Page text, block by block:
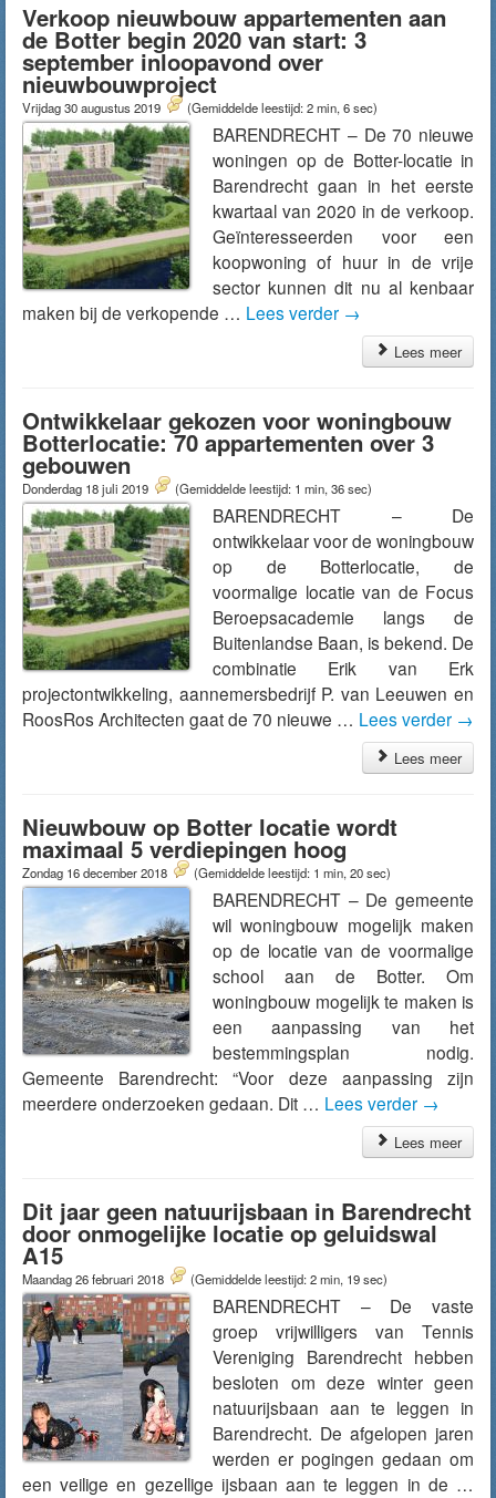
Verkoop nieuwbouw appartementen aan
de Botter begin 2020 van start: 3
september inloopavond over
nieuwbouwproject
Vrijdag 30 augustus 2019 (Gemiddelde leestijd: 2 min, 6 sec)
BARENDRECHT – De 70 nieuwe
woningen op de Botter-locatie in
Barendrecht gaan in het eerste
kwartaal van 2020 in de verkoop.
Geïnteresseerden voor een
koopwoning of huur in de vrije
sector kunnen dit nu al kenbaar
maken bij de verkopende … Lees verder →
Lees meer
Ontwikkelaar gekozen voor woningbouw
Botterlocatie: 70 appartementen over 3
gebouwen
Donderdag 18 juli 2019 (Gemiddelde leestijd: 1 min, 36 sec)
BARENDRECHT – De
ontwikkelaar voor de woningbouw
op de Botterlocatie, de
voormalige locatie van de Focus
Beroepsacademie langs de
Buitenlandse Baan, is bekend. De
combinatie Erik van Erk
projectontwikkeling, aannemersbedrijf P. van Leeuwen en
RoosRos Architecten gaat de 70 nieuwe … Lees verder →
Lees meer
Nieuwbouw op Botter locatie wordt
maximaal 5 verdiepingen hoog
Zondag 16 december 2018 (Gemiddelde leestijd: 1 min, 20 sec)
BARENDRECHT – De gemeente
wil woningbouw mogelijk maken
op de locatie van de voormalige
school aan de Botter. Om
woningbouw mogelijk te maken is
een aanpassing van het
bestemmingsplan nodig.
Gemeente Barendrecht: “Voor deze aanpassing zijn
meerdere onderzoeken gedaan. Dit … Lees verder →
Lees meer
Dit jaar geen natuurijsbaan in Barendrecht
door onmogelijke locatie op geluidswal
A15
Maandag 26 februari 2018 (Gemiddelde leestijd: 2 min, 19 sec)
BARENDRECHT – De vaste
groep vrijwilligers van Tennis
Vereniging Barendrecht hebben
besloten om deze winter geen
natuurijsbaan aan te leggen in
Barendrecht. De afgelopen jaren
werden er pogingen gedaan om
een veilige en gezellige ijsbaan aan te leggen in de …